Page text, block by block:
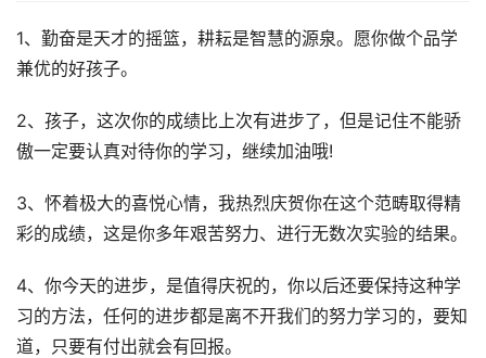
1、勤奋是天才的摇篮，耕耘是智慧的源泉。愿你做个品学
兼优的好孩子。
2、孩子，这次你的成绩比上次有进步了，但是记住不能骄
傲一定要认真对待你的学习，继续加油哦!
3、怀着极大的喜悦心情，我热烈庆贺你在这个范畴取得精
彩的成绩，这是你多年艰苦努力、进行无数次实验的结果。
4、你今天的进步，是值得庆祝的，你以后还要保持这种学
习的方法，任何的进步都是离不开我们的努力学习的，要知
道，只要有付出就会有回报。